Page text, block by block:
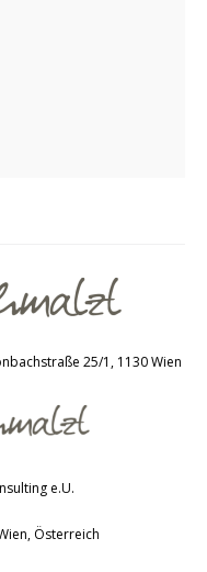
25/1, 1130 Wien
e.U.
, Österreich